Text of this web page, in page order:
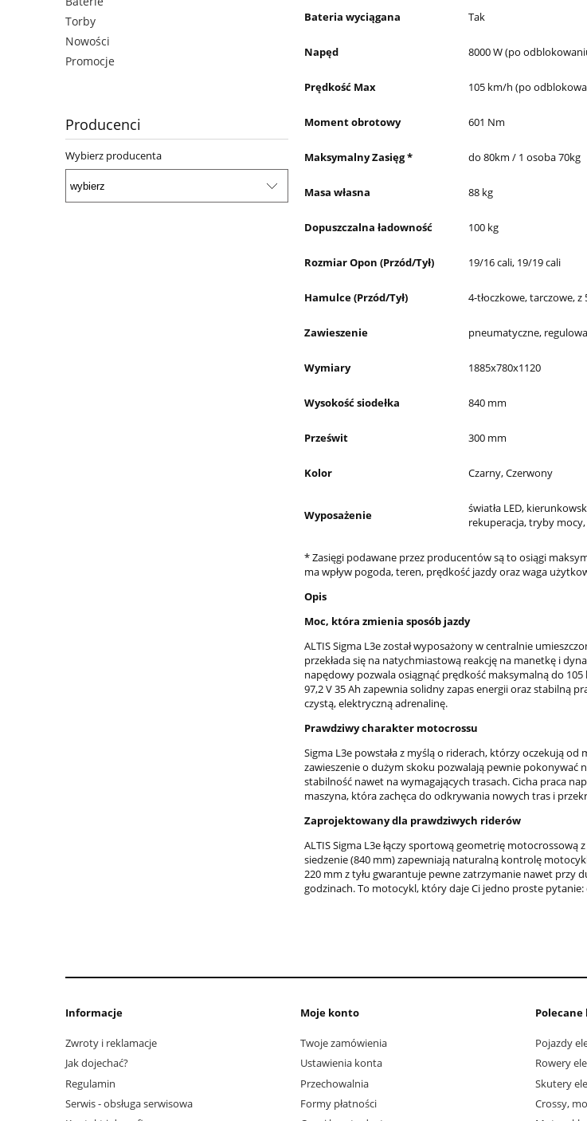
Torby
Nowości
Promocje
Producenci
Wybierz producenta
Bateria wyciągana Tak
Napęd 8000 W (po
Prędkość Max 105 km/h (po
Moment obrotowy 601 Nm
Maksymalny Zasięg * do 80km / 1 osoba 70kg
Masa własna 88 kg
Dopuszczalna ładowność 100 kg
Rozmiar Opon (Przód/Tył) 19/16 cali, 19/19 cali
Hamulce (Przód/Tył) 4-tłoczkowe, tarczowe,
Zawieszenie pneumatyczne,
Wymiary 1885x780x1120
Wysokość siodełka 840 mm
Prześwit 300 mm
Kolor Czarny, Czerwony
Wyposażenie
światła LED,
rekuperacja, tryby
* Zasięgi podawane przez producentów są to osiągi
ma wpływ pogoda, teren, prędkość jazdy oraz waga
Opis
Moc, która zmienia sposób jazdy
ALTIS Sigma L3e został wyposażony w centralnie
przekłada się na natychmiastową reakcję na manetkę i
napędowy pozwala osiągnąć prędkość maksymalną do
97,2 V 35 Ah zapewnia solidny zapas energii oraz stabilną
czystą, elektryczną adrenalinę.
Prawdziwy charakter motocrossu
Sigma L3e powstała z myślą o riderach, którzy oczekują
zawieszenie o dużym skoku pozwalają pewnie pokonywać
stabilność nawet na wymagających trasach. Cicha praca
maszyna, która zachęca do odkrywania nowych tras i
Zaprojektowany dla prawdziwych riderów
ALTIS Sigma L3e łączy sportową geometrię
siedzenie (840 mm) zapewniają naturalną kontrolę
220 mm z tyłu gwarantuje pewne zatrzymanie nawet przy
godzinach. To motocykl, który daje Ci jedno proste pytanie:
Informacje
Zwroty i reklamacje
Jak dojechać?
Regulamin
Serwis - obsługa serwisowa
Moje konto
Twoje zamówienia
Ustawienia konta
Przechowalnia
Formy płatności
Pojazdy
Rowery
Skutery
Crossy,